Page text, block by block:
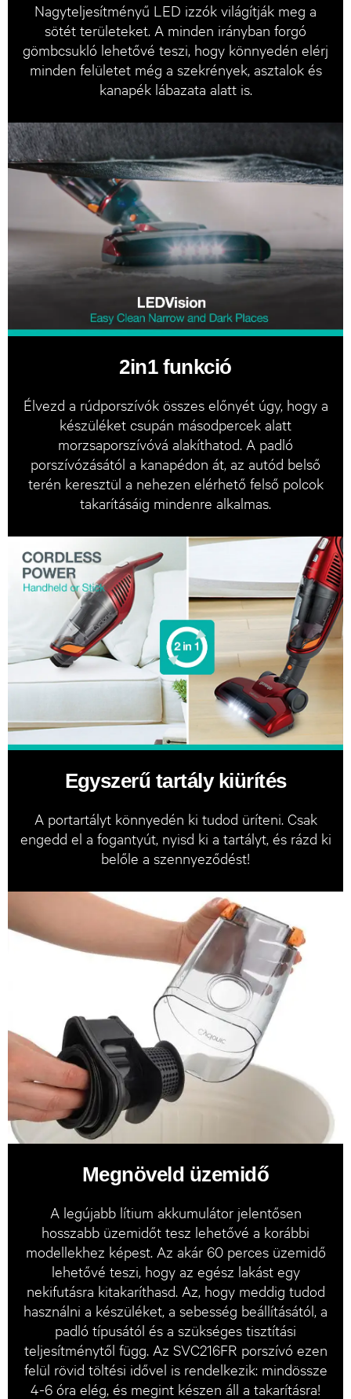
Nagyteljesítményű LED izzók világítják meg a
sötét területeket. A minden irányban forgó
gömbcsukló lehetővé teszi, hogy könnyedén elérj
minden felületet még a szekrények, asztalok és
kanapék lábazata alatt is.
2in1 funkció
Élvezd a rúdporszívók összes előnyét úgy, hogy a
készüléket csupán másodpercek alatt
morzsaporszívóvá alakíthatod. A padló
porszívózásától a kanapédon át, az autód belső
terén keresztül a nehezen elérhető felső polcok
takarításáig mindenre alkalmas.
Egyszerű tartály kiürítés
A portartályt könnyedén ki tudod üríteni. Csak
engedd el a fogantyút, nyisd ki a tartályt, és rázd ki
belőle a szennyeződést!
Megnöveld üzemidő
A legújabb lítium akkumulátor jelentősen
hosszabb üzemidőt tesz lehetővé a korábbi
modellekhez képest. Az akár 60 perces üzemidő
lehetővé teszi, hogy az egész lakást egy
nekifutásra kitakaríthasd. Az, hogy meddig tudod
használni a készüléket, a sebesség beállításától, a
padló típusától és a szükséges tisztítási
teljesítménytől függ. Az SVC216FR porszívó ezen
felül rövid töltési idővel is rendelkezik: mindössze
4-6 óra elég, és megint készen áll a takarításra!